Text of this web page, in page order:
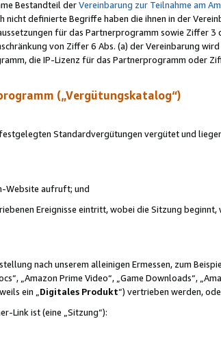
Bestandteil derVereinbarung zur Teilnahme am
definierte Begriffe haben die ihnen in der
für das Partnerprogramm sowie Ziffer 3
von Ziffer 6 Abs. (a) der Vereinbarung
die IP-Lizenz für das Partnerprogramm oder
(„Vergütungskatalog“)
Standardvergütungen vergütet und
Website aufruft; und
Ereignisse eintritt, wobei die Sitzung beginnt,
nach unserem alleinigen Ermessen, zum
„Amazon Prime Video“, „Game Downloads“,
ein „ Digitales Produkt“) vertrieben werden,
Link ist (eine „Sitzung“):